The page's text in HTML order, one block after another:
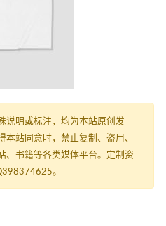
说明或标注，均为本站原创发
本站同意时，禁止复制、盗用、
、书籍等各类媒体平台。定制资
。
2022-03-19